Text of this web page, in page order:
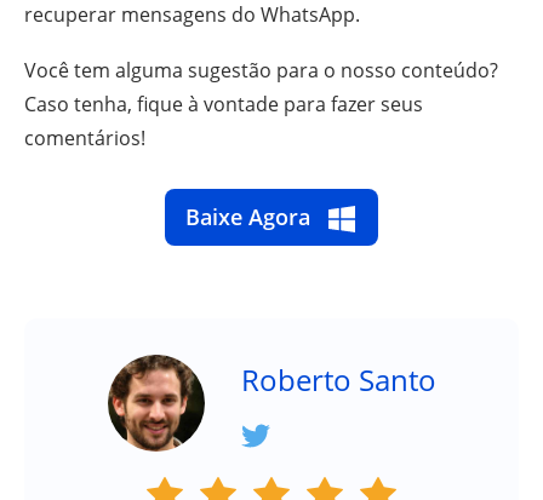
recuperar mensagens do WhatsApp.
Você tem alguma sugestão para o nosso conteúdo?
Caso tenha, fique à vontade para fazer seus
comentários!
Baixe Agora
Roberto Santo